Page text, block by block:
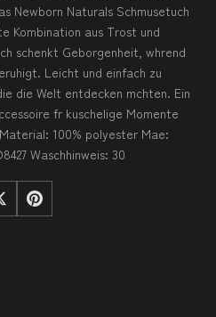
Newborn Naturals Schmusetuch
Kombination aus Trost und
schenkt Geborgenheit, whrend
Leicht und einfach zu
die Welt entdecken mchten. Ein
fr kuschelige Momente
100% polyester Mae:
Waschhinweis: 30